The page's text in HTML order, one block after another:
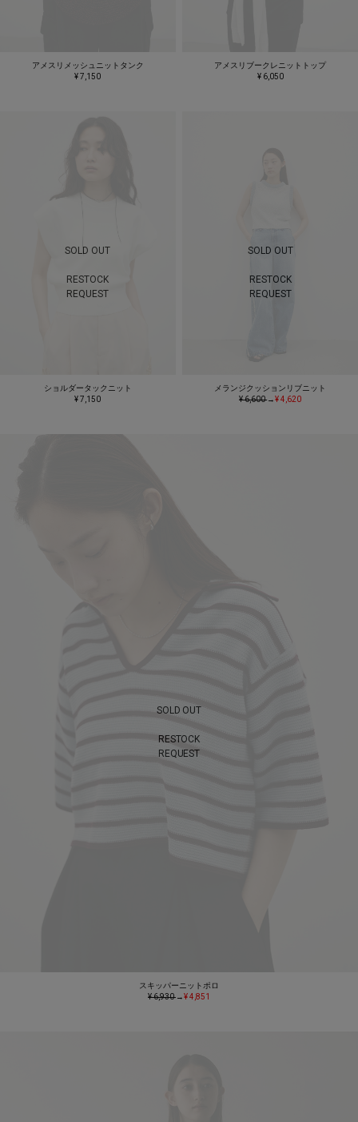
アメスリメッシュニットタンク
¥ 7,150
アメスリブークレニットトップ
¥ 6,050
SOLD OUT
RESTOCK
REQUEST
ショルダータックニット
¥ 7,150
SOLD OUT
RESTOCK
REQUEST
メランジクッションリブニット
¥ 6,600→¥ 4,620
SOLD OUT
RESTOCK
REQUEST
スキッパーニットポロ
¥ 6,930→¥ 4,851